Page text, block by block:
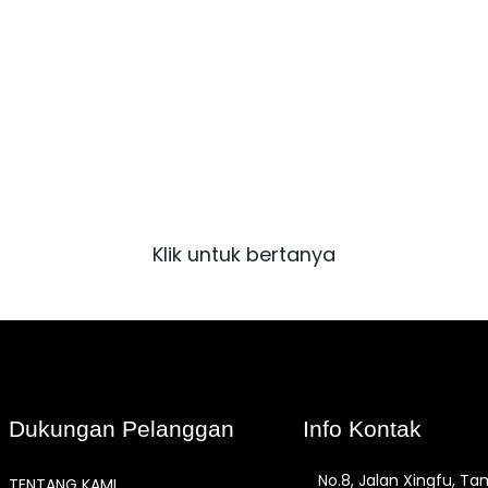
Klik untuk bertanya
Dukungan Pelanggan Info Kontak
No.8, Jalan Xingfu,